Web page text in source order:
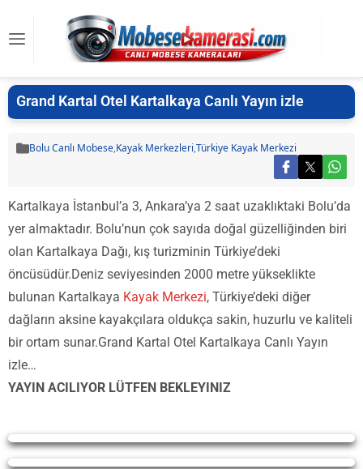
Grand Kartal Otel Kartalkaya Canlı Yayın izle
Bolu Canlı Mobese,Kayak Merkezleri,Türkiye Kayak Merkezi
Kartalkaya İstanbul’a 3, Ankara’ya 2 saat uzaklıktaki Bolu’da
yer almaktadır. Bolu’nun çok sayıda doğal güzelliğinden biri
olan Kartalkaya Dağı, kış turizminin Türkiye’deki
öncüsüdür.Deniz seviyesinden 2000 metre yükseklikte
bulunan Kartalkaya Kayak Merkezi, Türkiye’deki diğer
dağların aksine kayakçılara oldukça sakin, huzurlu ve kaliteli
bir ortam sunar.Grand Kartal Otel Kartalkaya Canlı Yayın
izle…
YAYIN ACILIYOR LÜTFEN BEKLEYINIZ
Yayın Yükleniyor...